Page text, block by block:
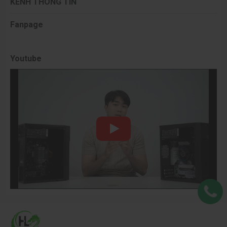
II. Tối Ưu Hóa Hiệu Năng Với Card Đồ Họa Chuyên
Nghiệp
Ryzen 9
Họa tại Hoàng Long Computer đều được trang bị những
VGA NVIDIA GeForce RTX/AMD Radeon RX:
5070, 5090 hoặc tương đương. Những chiếc VGA này
không chỉ giúp tăng tốc độ render bằng GPU mà còn
mang lại trải nghiệm xem trước (viewport) mượt mà
trong các phần mềm 3D như Autodesk Maya hay
Fanpage
Youtube